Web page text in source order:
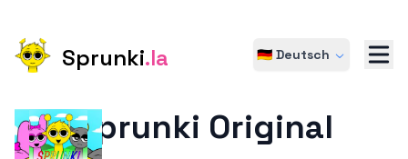
Sprunki.la 🇩🇪 Deutsch
Sprunki Original